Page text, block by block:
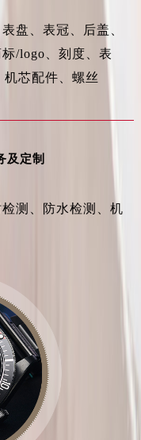
盘、表冠、后盖、
/logo、刻度、表
芯配件、螺丝
及定制
测、防水检测、机